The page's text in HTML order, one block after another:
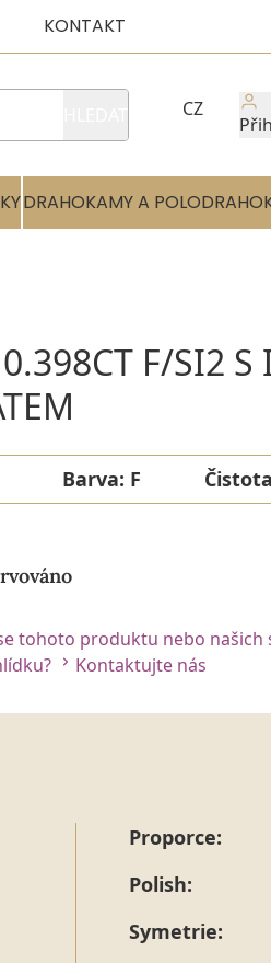
KONTAKT
CZ
DRAHOKAMY A
F/SI2 S
Barva: F
tohoto produktu nebo našich
Kontaktujte nás
Proporce:
Polish:
Symetrie: